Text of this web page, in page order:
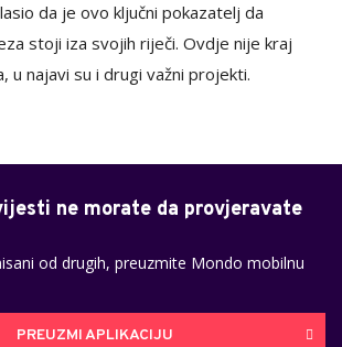
da je ovo ključni pokazatelj da
stoji iza svojih riječi. Ovdje nije kraj
u najavi su i drugi važni projekti.
ne morate da provjeravate
od drugih, preuzmite Mondo mobilnu
PREUZMI APLIKACIJU